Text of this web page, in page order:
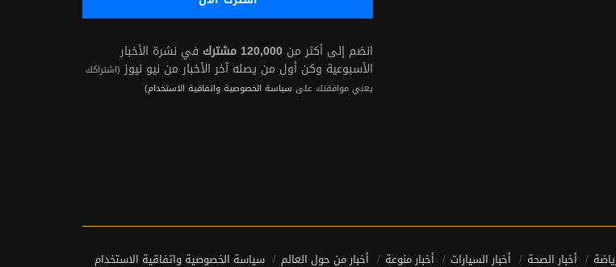
انضم إلى أكثر من 120,000 مشترك
في نشرة الأخبار
الأسبوعية وكن أول من يصله آخر الأخبار من نيو نيوز (اشتراكك
يعني موافقتك على سياسة الخصوصية واتفاقية الاستخدام)
أخبار الصحة أخبار السيارات أخبار منوعة أخبار من حول العالم سياسة الخصوصية واتفاقية الاستخدام